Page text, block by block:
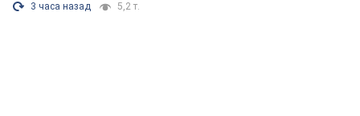
3 часа назад 5,2 т.